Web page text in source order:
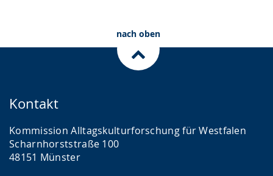
nach oben
Kontakt
Kommission Alltagskulturforschung für Westfalen
Scharnhorststraße 100
48151 Münster